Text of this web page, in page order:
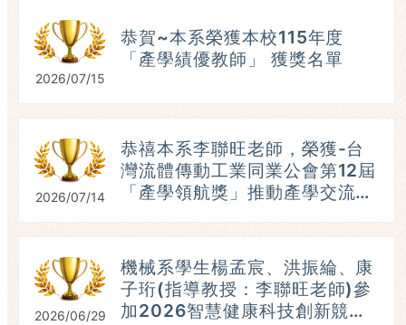
2026/07/15
恭賀~本系榮獲本校115年度
「產學績優教師」 獲獎名單
2026/07/14
恭禧本系李聯旺老師，榮獲-台
灣流體傳動工業同業公會第12屆
「產學領航獎」推動產學交流與
2026/06/29
機械系學生楊孟宸、洪振綸、康
子珩(指導教授：李聯旺老師)參
加2026智慧健康科技創新競